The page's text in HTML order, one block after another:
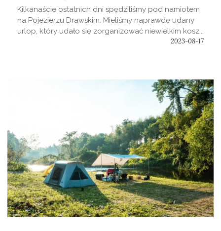
Kilkanaście ostatnich dni spędziliśmy pod namiotem
na Pojezierzu Drawskim. Mieliśmy naprawdę udany
urlop, który udało się zorganizować niewielkim kosz...
2023-08-17